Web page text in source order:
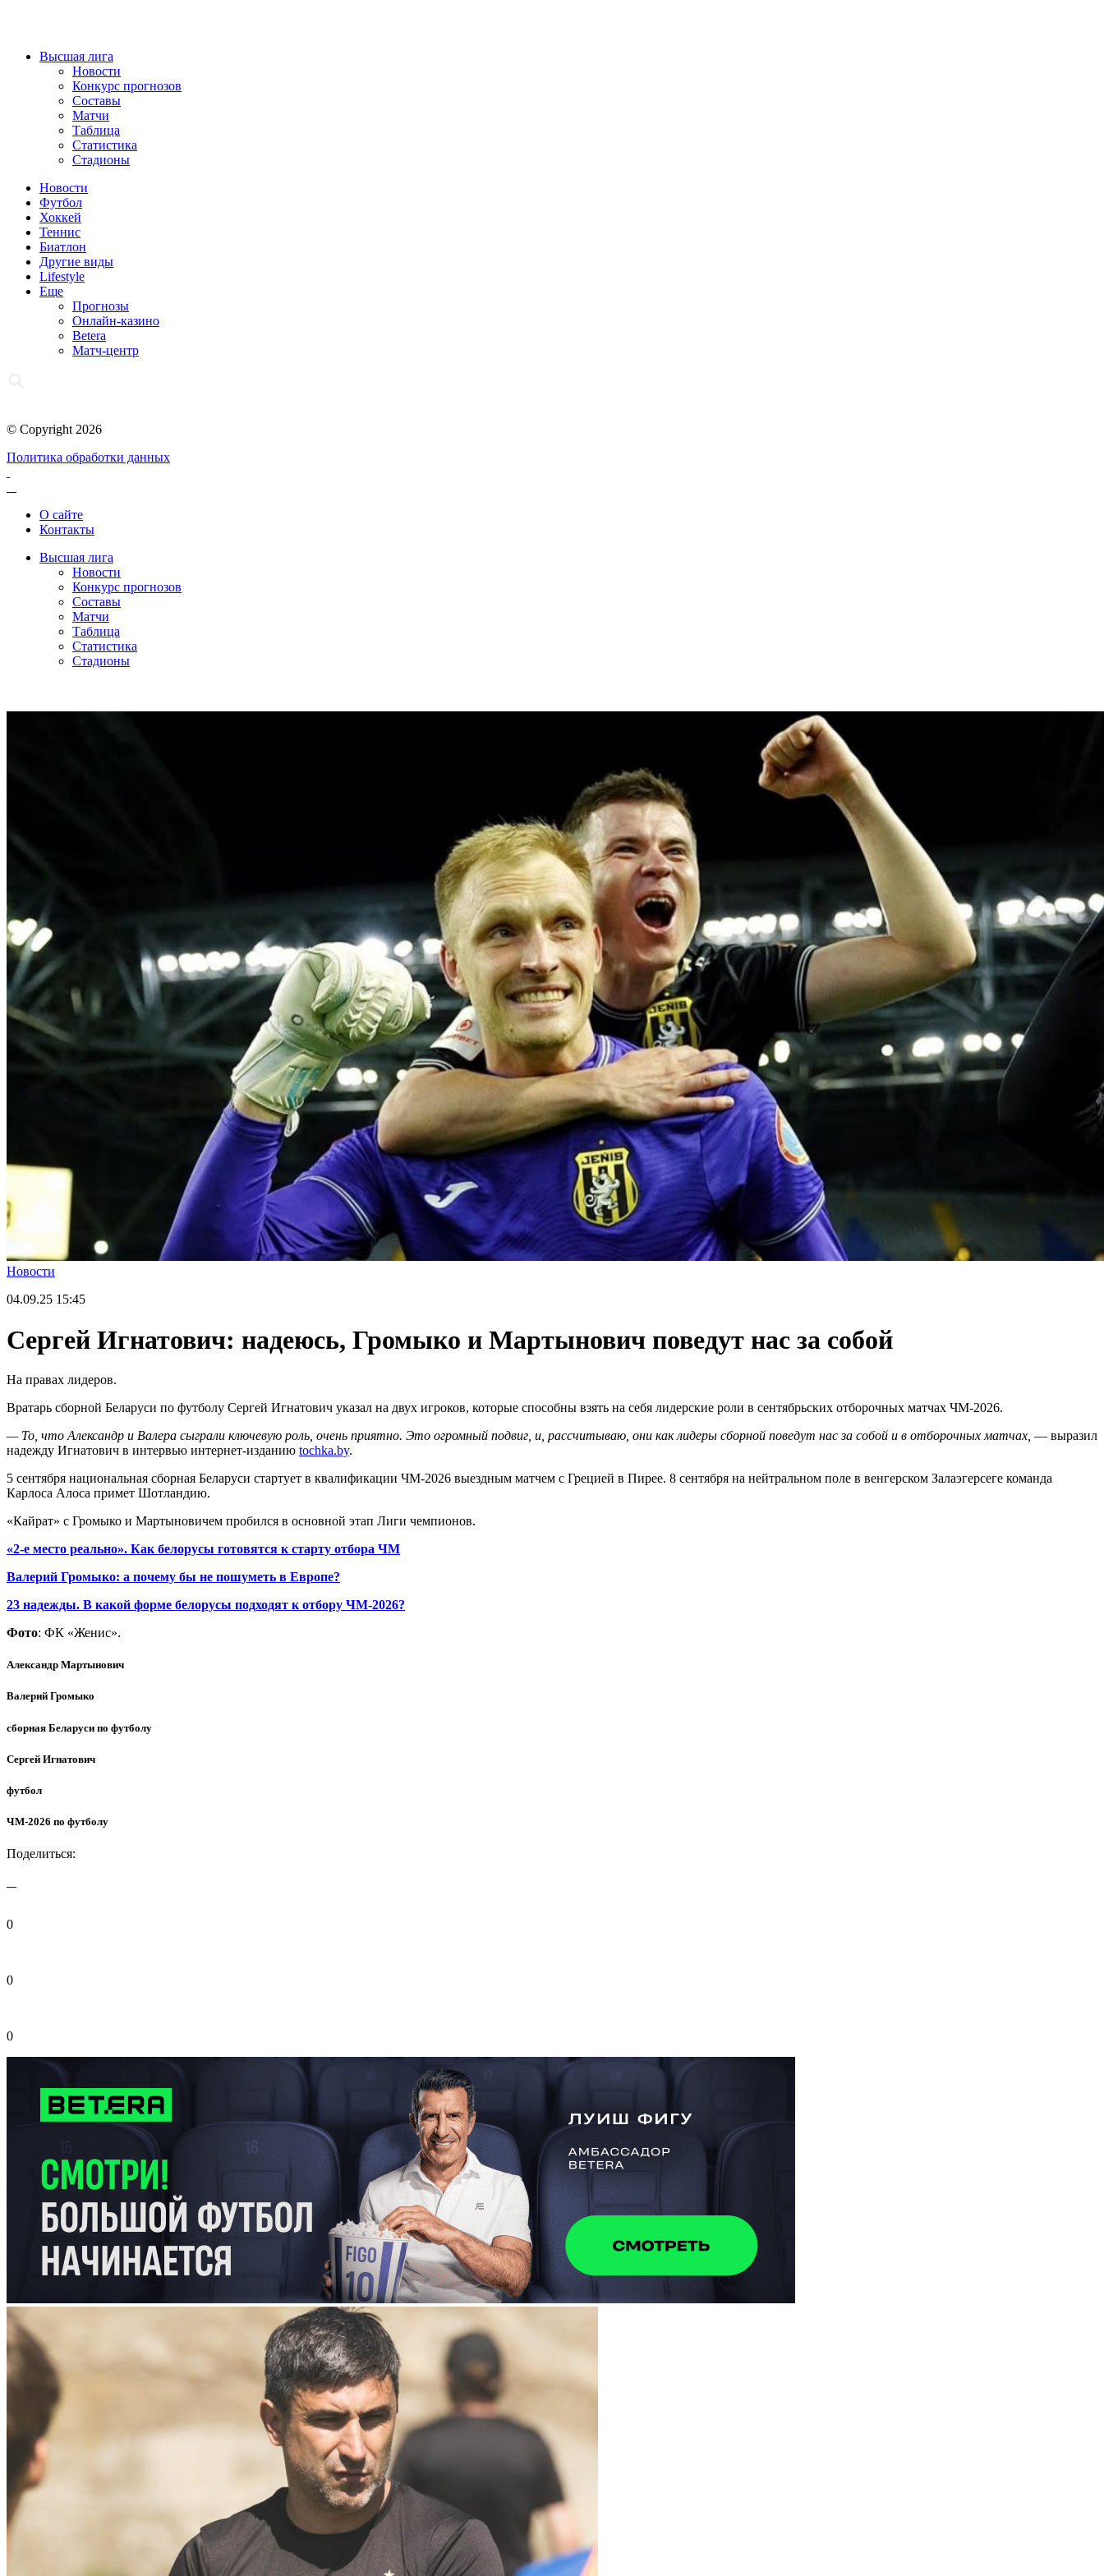
Высшая лига
Новости
Конкурс прогнозов
Составы
Матчи
Таблица
Статистика
Стадионы
Новости
Футбол
Хоккей
Теннис
Биатлон
Другие виды
Lifestyle
Еще
Прогнозы
Онлайн-казино
Betera
Матч-центр
© Copyright 2026
Политика обработки данных
О сайте
Контакты
Высшая лига
Новости
Конкурс прогнозов
Составы
Матчи
Таблица
Статистика
Стадионы
Новости
04.09.25 15:45
Сергей Игнатович: надеюсь, Громыко и Мартынович поведут нас за собой
На правах лидеров.
Вратарь сборной Беларуси по футболу Сергей Игнатович указал на двух игроков, которые способны взять на себя лидерские роли в сентябрьских отборочных матчах ЧМ-2026.
— То, что Александр и Валера сыграли ключевую роль, очень приятно. Это огромный подвиг, и, рассчитываю, они как лидеры сборной поведут нас за собой и в отборочных матчах, — выразил
надежду Игнатович в интервью интернет-изданию tochka.by.
5 сентября национальная сборная Беларуси стартует в квалификации ЧМ-2026 выездным матчем с Грецией в Пирее. 8 сентября на нейтральном поле в венгерском Залаэгерсеге команда
Карлоса Алоса примет Шотландию.
«Кайрат» с Громыко и Мартыновичем пробился в основной этап Лиги чемпионов.
«2-е место реально». Как белорусы готовятся к старту отбора ЧМ
Валерий Громыко: а почему бы не пошуметь в Европе?
23 надежды. В какой форме белорусы подходят к отбору ЧМ-2026?
Фото: ФК «Женис».
Александр Мартынович
Валерий Громыко
сборная Беларуси по футболу
Сергей Игнатович
футбол
ЧМ-2026 по футболу
Поделиться:
0
0
0